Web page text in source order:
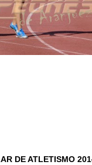
DE ATLETISMO